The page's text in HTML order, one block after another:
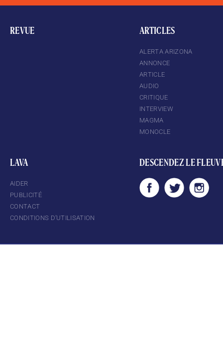
REVUE ARTICLES
ALERTA ARIZONA
ANNONCE
ARTICLE
AUDIO
CRITIQUE
INTERVIEW
MAGMA
MONOCLE
LAVA
AIDER
PUBLICITÉ
CONTACT
CONDITIONS D’UTILISATION
DESCENDEZ LE